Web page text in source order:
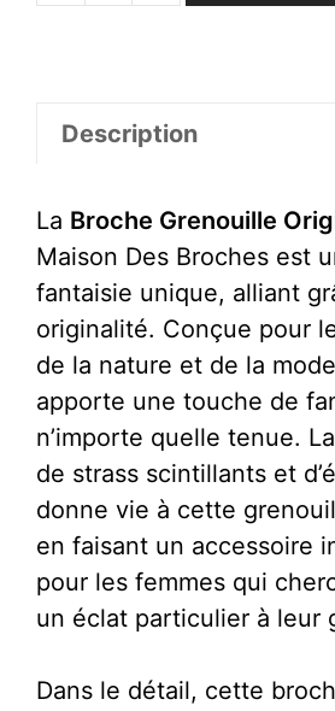
Originale
Description
La Broche Grenouille
Maison Des Broches est
fantaisie unique, alliant
originalité. Conçue pour
de la nature et de la
apporte une touche de
n’importe quelle tenue.
de strass scintillants et
donne vie à cette
en faisant un accessoire
pour les femmes qui
un éclat particulier à leur
Dans le détail, cette